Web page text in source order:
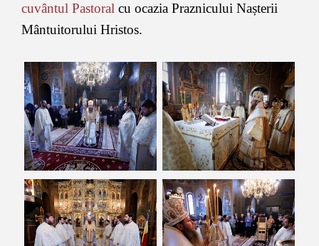
cuvântul Pastoral cu ocazia Praznicului Nașterii
Mântuitorului Hristos.